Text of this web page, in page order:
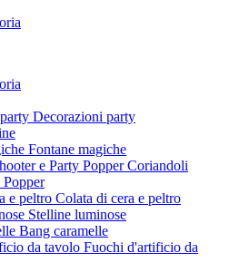
Decorazioni party
Fontane magiche
Coriandoli
Popper
Colata di cera e peltro
Stelline luminose
Bang caramelle
Fuochi d'artificio da